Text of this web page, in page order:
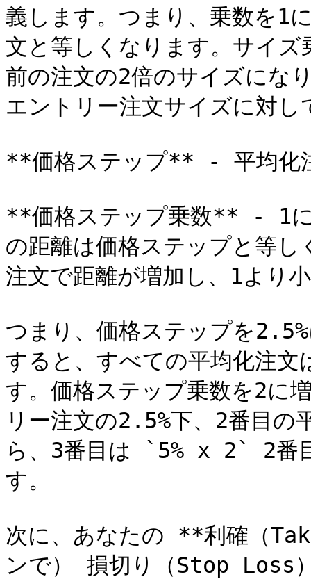
義します。つまり、乗数を1
文と等しくなります。サイ
前の注文の2倍のサイズにな
エントリー注文サイズに対
**価格ステップ** - 平均化
**価格ステップ乗数** - 1に
の距離は価格ステップと等
注文で距離が増加し、1より
つまり、価格ステップを
すると、すべての平均化注
す。価格ステップ乗数を2に
リー注文の2.5%下、2番目
ら、3番目は `5% x 2` 2番
す。
次に、あなたの **利確（
ンで） 損切り（Stop Loss